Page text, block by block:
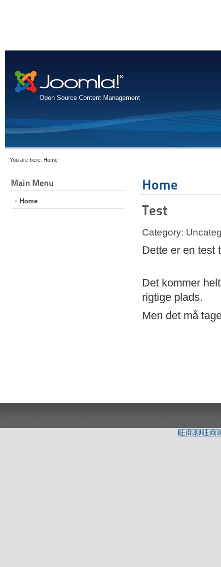
Open Source Content Management
You are here: Home
Main Menu
Home
Home
Test
Category:
Dette er en test
Det kommer
rigtige plads.
Men det må
旺商聊旺商